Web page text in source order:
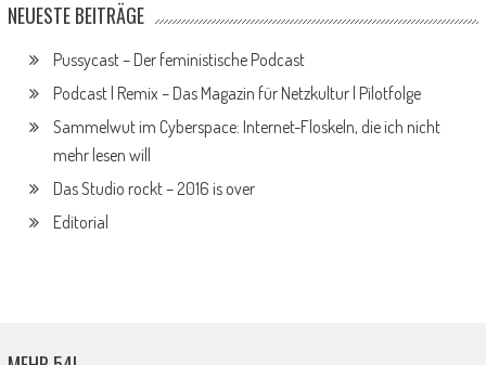
NEUESTE BEITRÄGE
Pussycast – Der feministische Podcast
Podcast | Remix – Das Magazin für Netzkultur | Pilotfolge
Sammelwut im Cyberspace: Internet-Floskeln, die ich nicht
mehr lesen will
Das Studio rockt – 2016 is over
Editorial